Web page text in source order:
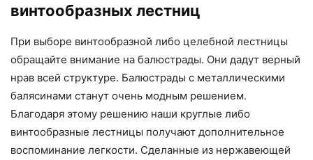
винтообразных лестниц
При выборе винтообразной либо целебной лестницы
обращайте внимание на балюстрады. Они дадут верный
нрав всей структуре. Балюстрады с металлическими
балясинами станут очень модным решением.
Благодаря этому решению наши круглые либо
винтообразные лестницы получают дополнительное
воспоминание легкости. Сделанные из нержавеющей